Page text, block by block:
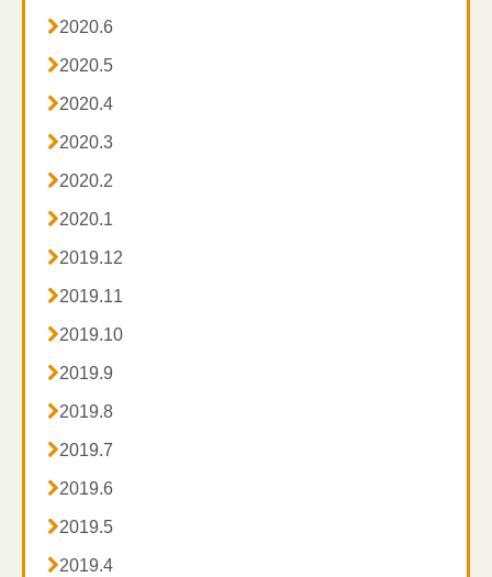
2020.6
2020.5
2020.4
2020.3
2020.2
2020.1
2019.12
2019.11
2019.10
2019.9
2019.8
2019.7
2019.6
2019.5
2019.4